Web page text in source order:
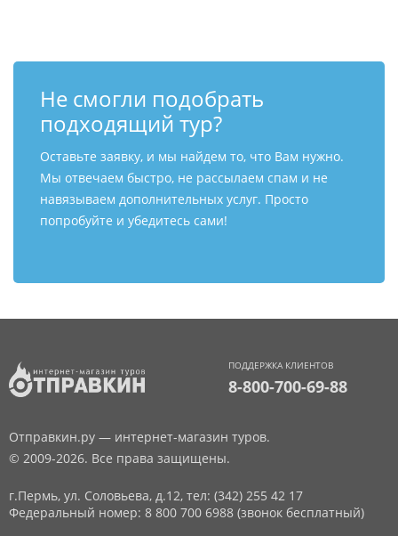
Не смогли подобрать
подходящий тур?
Оставьте заявку, и мы найдем то, что Вам нужно.
Мы отвечаем быстро, не рассылаем спам и не
навязываем дополнительных услуг. Просто
попробуйте и убедитесь сами!
ПОДДЕРЖКА КЛИЕНТОВ
8-800-700-69-88
Отправкин.ру — интернет-магазин туров.
© 2009-2026. Все права защищены.
г.Пермь, ул. Соловьева, д.12, тел: (342) 255 42 17
Федеральный номер: 8 800 700 6988 (звонок бесплатный)